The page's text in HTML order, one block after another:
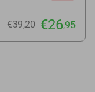
€39,20 €26,95